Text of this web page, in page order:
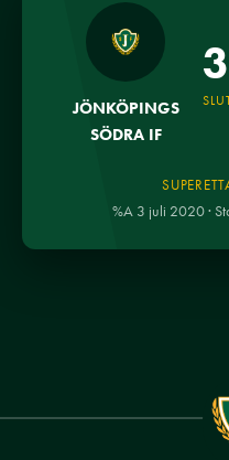
JÖNKÖPINGS
SÖDRA IF
%A 3 juli 2020 ·